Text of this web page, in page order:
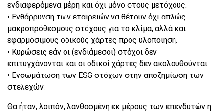
ενδιαφερόμενα μέρη και όχι μόνο στους μετόχους.
• Ενθάρρυνση των εταιρειών να θέτουν όχι απλώς
μακροπρόθεσμους στόχους για το κλίμα, αλλά και
εφαρμόσιμους οδικούς χάρτες προς υλοποίηση.
• Κυρώσεις εάν οι (ενδιάμεσοι) στόχοι δεν
επιτυγχάνονται και οι οδικοί χάρτες δεν ακολουθούνται.
• Ενσωμάτωση των ESG στόχων στην αποζημίωση των
στελεχών.
Θα ήταν, λοιπόν, λανθασμένη εκ μέρους των επενδυτών η